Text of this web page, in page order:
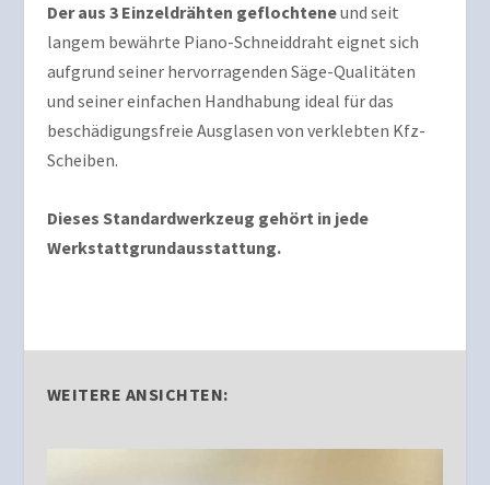
Der aus 3 Einzeldrähten geflochteneund seit
langem bewährte Piano-Schneiddraht eignet sich
aufgrund seiner hervorragenden Säge-Qualitäten
und seiner einfachen Handhabung ideal für das
beschädigungsfreie Ausglasen von verklebten Kfz-
Scheiben.
Dieses Standardwerkzeug gehört in jede
Werkstattgrundausstattung.
WEITERE ANSICHTEN: